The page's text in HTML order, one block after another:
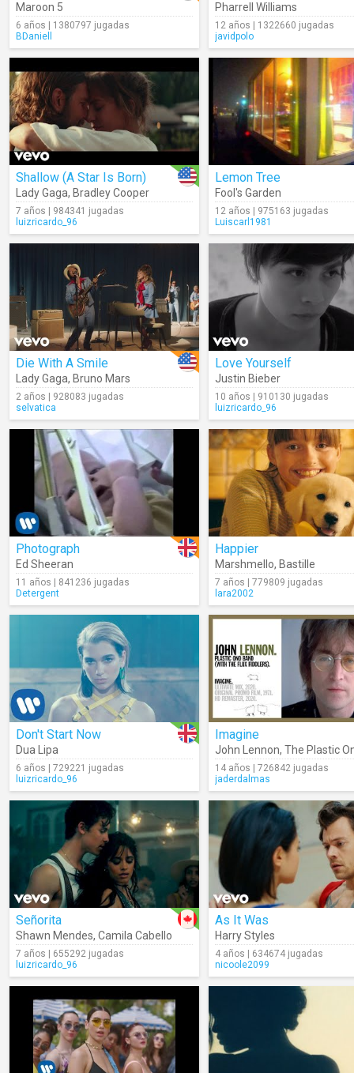
Maroon 5
6 años | 1380797 jugadas
BDaniell
Pharrell Williams
12 años | 1322660 jugadas
javidpolo
Shallow (A Star Is Born)
Lady Gaga, Bradley Cooper
7 años | 984341 jugadas
luizricardo_96
Lemon Tree
Fool's Garden
12 años | 975163 jugadas
Luiscarl1981
Die With A Smile
Lady Gaga, Bruno Mars
2 años | 928083 jugadas
selvatica
Love Yourself
Justin Bieber
10 años | 910130 jugadas
luizricardo_96
Photograph
Ed Sheeran
11 años | 841236 jugadas
Detergent
Happier
Marshmello, Bastille
7 años | 779809 jugadas
lara2002
Don't Start Now
Dua Lipa
6 años | 729221 jugadas
luizricardo_96
Imagine
John Lennon, The Plastic
14 años | 726842 jugadas
jaderdalmas
Señorita
Shawn Mendes, Camila Cabello
7 años | 655292 jugadas
luizricardo_96
As It Was
Harry Styles
4 años | 634674 jugadas
nicoole2099